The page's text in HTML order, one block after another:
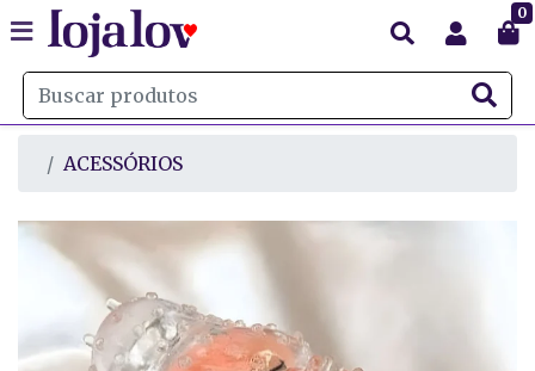
0
ACESSÓRIOS